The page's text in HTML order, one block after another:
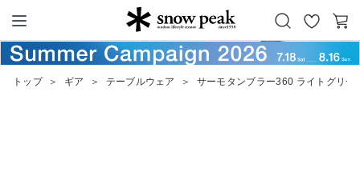
Snow Peak
お
気
カ
ー
ト
トップ ＞ ギア ＞ テーブルウェア ＞ サーモタンブラー360 ライトグリー